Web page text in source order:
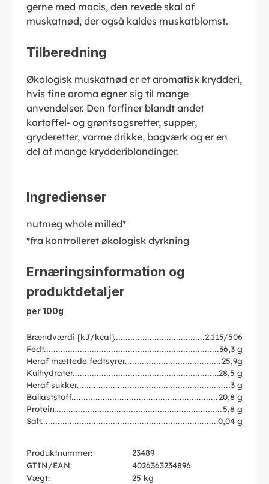
gerne med macis, den revede skal af
muskatnød, der også kaldes muskatblomst.
Tilberedning
Økologisk muskatnød er et aromatisk krydderi,
hvis fine aroma egner sig til mange
anvendelser. Den forfiner blandt andet
kartoffel- og grøntsagsretter, supper,
gryderetter, varme drikke, bagværk og er en
del af mange krydderiblandinger.
Ingredienser
nutmeg whole milled*
*fra kontrolleret økologisk dyrkning
Ernæringsinformation og
produktdetaljer
per 100g
Brændværdi [kJ/kcal]
2.115/506
Fedt
36,3 g
Heraf mættede fedtsyrer
25,9g
Kulhydrater
28,5 g
Heraf sukker
3 g
Ballaststoff
20,8 g
Protein
5,8 g
Salt
0,04 g
Produktnummer:
23489
GTIN/EAN:
4026363234896
Vægt:
25 kg